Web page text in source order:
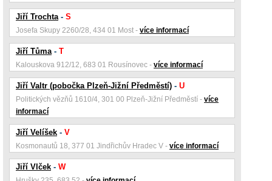
Jiří Trochta- S
Josefa Skupy 2260/28, 434 01 Most - více informací
Jiří Tůma- T
Kalouskova 912/12, 683 01 Rousínovec - více informací
Jiří Valtr (pobočka Plzeň-Jižní Předměstí) - U
Politických vězňů 1610/4, 301 00 Plzeň-Jižní Předměstí - více
informací
Jiří Velíšek - V
Kosmonautů 18, 377 01 Jindřichův Hradec V - více informací
Jiří Vlček - W